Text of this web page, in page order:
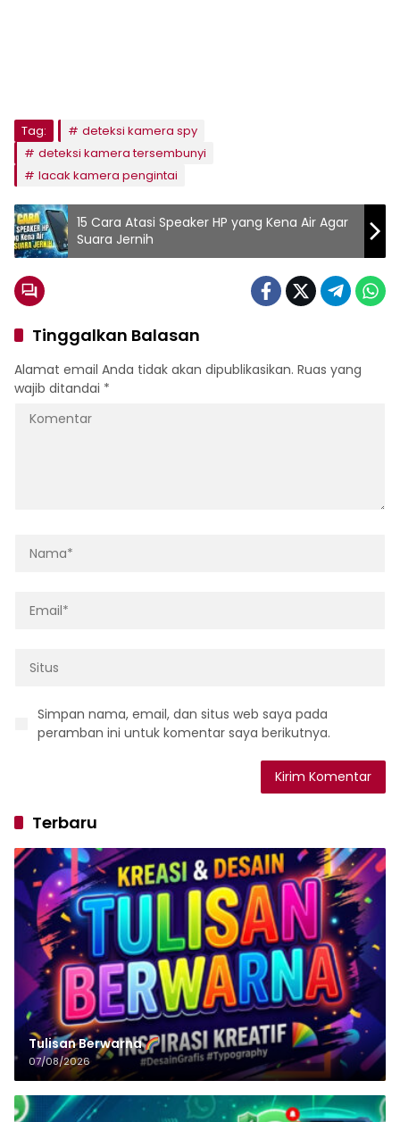
Tag:
deteksi kamera spy
deteksi kamera tersembunyi
lacak kamera pengintai
15 Cara Atasi Speaker HP yang Kena Air Agar
Suara Jernih
Tinggalkan Balasan
Alamat email Anda tidak akan dipublikasikan. Ruas yang
wajib ditandai *
Simpan nama, email, dan situs web saya pada
peramban ini untuk komentar saya berikutnya.
Terbaru
Tulisan‌‌‌‌‌‌‌‌‌‌‌‌‌‌‌‌ Berwarna
07/08/2026